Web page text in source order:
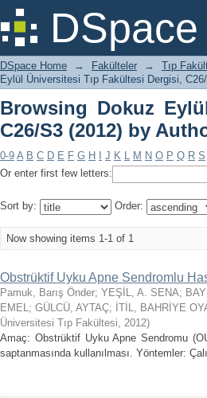
Browsing Dokuz
"ALTEKİN, EMEL"
DSpace Home → Fakülteler → Tıp
Eylül Üniversitesi Tıp Fakültesi Dergisi,
Browsing Dokuz
C26/S3 (2012) by
0-9 A B C D E F G H J K L M N O P Q R S
Or enter first few letters:
Sort by: Order:
Now showing items 1-1 of 1
Obstrüktif Uyku Apne Sendromlu
Pamuk, Barış Önder; YEŞİL, A. SENA;
EMEL; GÜLCÜ, AYTAÇ; İTİL, BAHRİYE
Üniversitesi Tıp Fakültesi, 2012)
Amaç: Obstrüktif Uyku Apne Sendromu
saptanmasında kullanılması. Yöntemler: